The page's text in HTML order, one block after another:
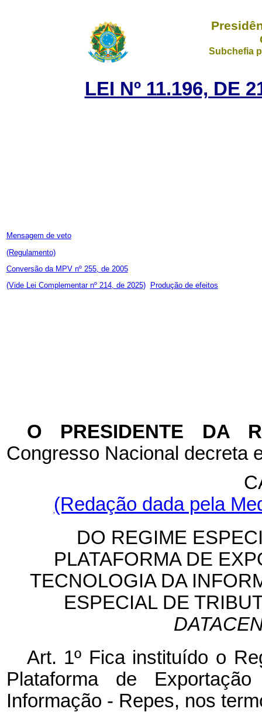
Subchefia
LEI Nº 11.196, DE
Mensagem de veto
(Regulamento)
Conversão da MPV nº 255, de 2005
(Vide Lei Complementar nº 214, de 2025)
Produção de efeitos
O PRESIDENTE DA
Congresso Nacional decreta
(Redação dada pela
DO REGIME
PLATAFORMA DE
TECNOLOGIA DA
ESPECIAL DE
Art. 1º Fica instituído o
Plataforma de
Informação - Repes, nos